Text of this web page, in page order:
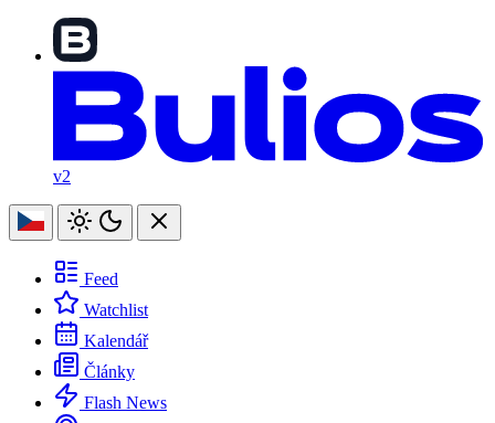
v2
Feed
Watchlist
Kalendář
Články
Flash News